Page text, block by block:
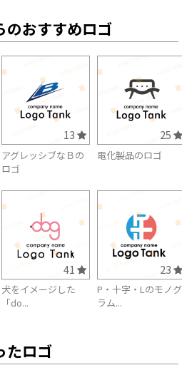
のおすすめロゴ
13
アグレッシブなＢの
ロゴ
25
電化製品のロゴ
41
犬をイメージした
「do...
23
P・十字・Lのモノグ
ラム...
たロゴ